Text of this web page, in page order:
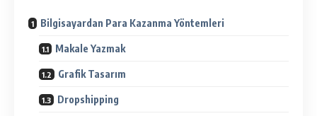
Bilgisayardan Para Kazanma Yöntemleri
Makale Yazmak
Grafik Tasarım
Dropshipping